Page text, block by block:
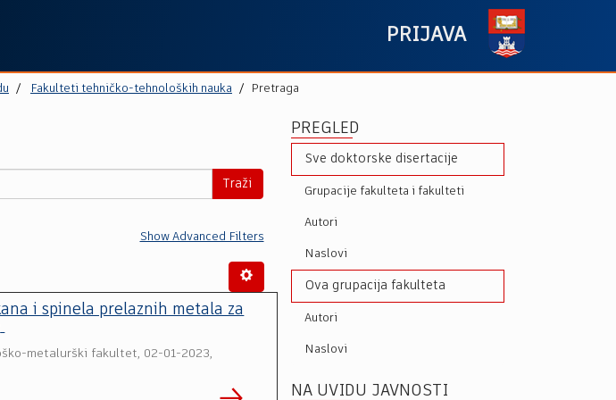
PRIJAVA
Fakulteti tehničko-tehnoloških nauka Pretraga
Traži
Show Advanced Filters
i spinela prelaznih metala za
metalurški fakultet, 02-01-2023,
PREGLED
Sve doktorske disertacije
Grupacije fakulteta i fakulteti
Autori
Naslovi
Ova grupacija fakulteta
Autori
Naslovi
NA UVIDU JAVNOSTI